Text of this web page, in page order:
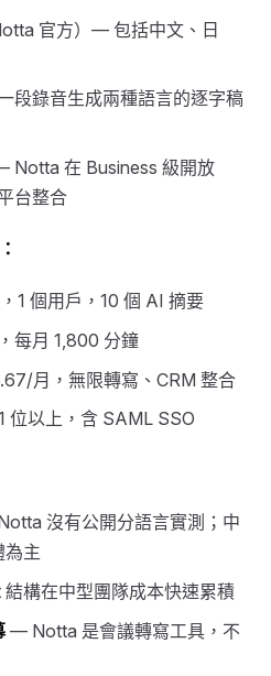
官方）— 包括中文、日
段錄音生成兩種語言的逐字稿
Notta 在 Business 級開放
台整合
1 個用戶，10 個 AI 摘要
每月 1,800 分鐘
月，無限轉寫、CRM 整合
位以上，含 SAML SSO
沒有公開分語言實測；中
為主
構在中型團隊成本快速累積
— Notta 是會議轉寫工具，不